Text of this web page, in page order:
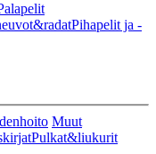
Pihapelit ja -
Muut
Pulkat&liukurit